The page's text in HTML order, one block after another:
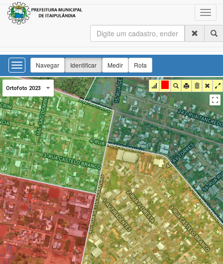
Navegar Identificar Medir Rota
Ortofoto 2023